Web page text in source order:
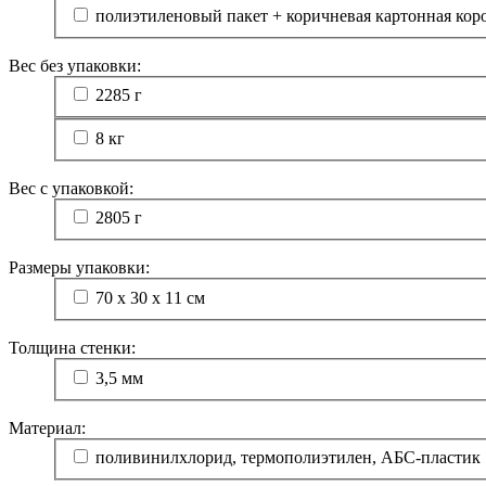
полиэтиленовый пакет + коричневая картонная
Вес без упаковки:
2285 г
8 кг
Вес с упаковкой:
2805 г
Размеры упаковки:
70 х 30 х 11 см
Толщина стенки:
3,5 мм
Материал:
поливинилхлорид, термополиэтилен, АБС-пластик